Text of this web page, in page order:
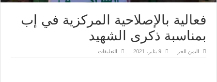
فعالية بالإصلاحية المركزية في إب
بمناسبة ذكرى الشهيد
اليمن الحر 9 يناير، 2021 التعليقات